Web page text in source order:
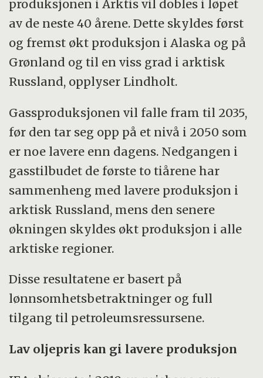
produksjonen i Arktis vil dobles i løpet
av de neste 40 årene. Dette skyldes først
og fremst økt produksjon i Alaska og på
Grønland og til en viss grad i arktisk
Russland, opplyser Lindholt.
Gassproduksjonen vil falle fram til 2035,
før den tar seg opp på et nivå i 2050 som
er noe lavere enn dagens. Nedgangen i
gasstilbudet de første to tiårene har
sammenheng med lavere produksjon i
arktisk Russland, mens den senere
økningen skyldes økt produksjon i alle
arktiske regioner.
Disse resultatene er basert på
lønnsomhetsbetraktninger og full
tilgang til petroleumsressursene.
Lav oljepris kan gi lavere produksjon